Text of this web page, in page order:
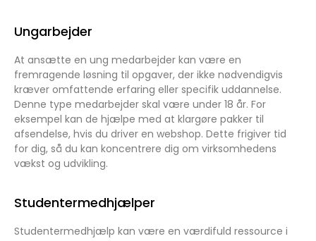
Ungarbejder
At ansætte en ung medarbejder kan være en
fremragende løsning til opgaver, der ikke nødvendigvis
kræver omfattende erfaring eller specifik uddannelse.
Denne type medarbejder skal være under 18 år. For
eksempel kan de hjælpe med at klargøre pakker til
afsendelse, hvis du driver en webshop. Dette frigiver tid
for dig, så du kan koncentrere dig om virksomhedens
vækst og udvikling.
Studentermedhjælper
Studentermedhjælp kan være en værdifuld ressource i